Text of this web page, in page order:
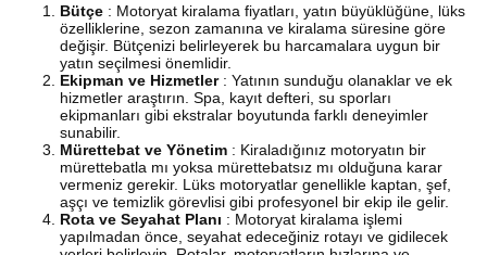
Bütçe : Motoryat kiralama fiyatları, yatın büyüklüğüne, lüks
özelliklerine, sezon zamanına ve kiralama süresine göre
değişir. Bütçenizi belirleyerek bu harcamalara uygun bir
yatın seçilmesi önemlidir.
Ekipman ve Hizmetler: Yatının sunduğu olanaklar ve ek
hizmetler araştırın. Spa, kayıt defteri, su sporları
ekipmanları gibi ekstralar boyutunda farklı deneyimler
sunabilir.
Mürettebat ve Yönetim : Kiraladığınız motoryatın bir
mürettebatla mı yoksa mürettebatsız mı olduğuna karar
vermeniz gerekir. Lüks motoryatlar genellikle kaptan, şef,
aşçı ve temizlik görevlisi gibi profesyonel bir ekip ile gelir.
Rota ve Seyahat Planı : Motoryat kiralama işlemi
yapılmadan önce, seyahat edeceğiniz rotayı ve gidilecek